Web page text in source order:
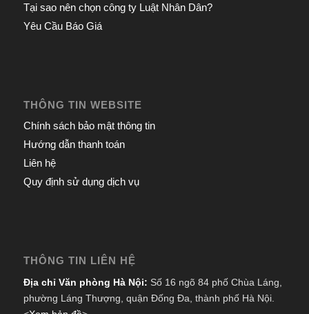
Tại sao nên chọn công ty Luật Nhân Dân?
Yêu Cầu Báo Giá
THÔNG TIN WEBSITE
Chính sách bảo mật thông tin
Hướng dẫn thanh toán
Liên hệ
Quy định sử dụng dịch vụ
THÔNG TIN LIÊN HỆ
Địa chỉ Văn phòng Hà Nội: Số 16 ngõ 84 phố Chùa Láng,
phường Láng Thượng, quận Đống Đa, thành phố Hà Nội.